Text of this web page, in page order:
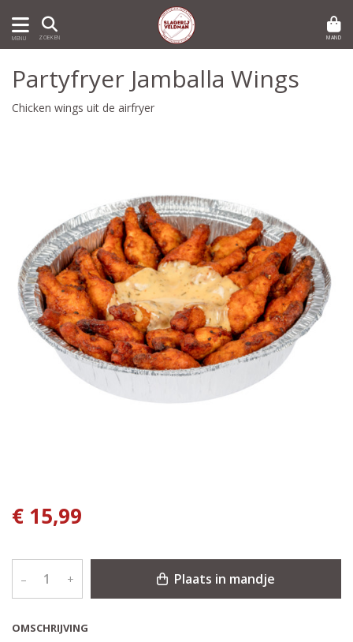
MENU ZOEKEN MAND
OMSCHRIJVING
Partyfryer Jamballa Wings
Chicken wings uit de airfryer
€ 15,99
– + Plaats in mandje